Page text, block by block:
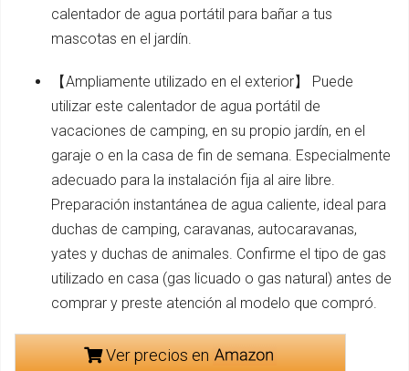
calentador de agua portátil para bañar a tus
mascotas en el jardín.
【Ampliamente utilizado en el exterior】 Puede
utilizar este calentador de agua portátil de
vacaciones de camping, en su propio jardín, en el
garaje o en la casa de fin de semana. Especialmente
adecuado para la instalación fija al aire libre.
Preparación instantánea de agua caliente, ideal para
duchas de camping, caravanas, autocaravanas,
yates y duchas de animales. Confirme el tipo de gas
utilizado en casa (gas licuado o gas natural) antes de
comprar y preste atención al modelo que compró.
Ver precios en